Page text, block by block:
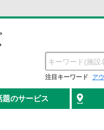
注目キーワード ア
題のサービス